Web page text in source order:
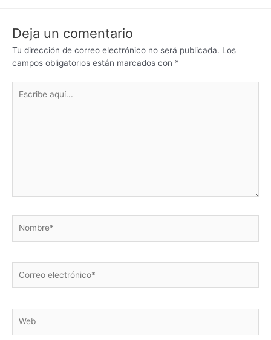
Deja un comentario
Tu dirección de correo electrónico no será publicada. Los
campos obligatorios están marcados con *